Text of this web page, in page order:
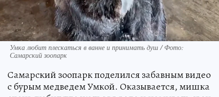
Умка любит плескаться в ванне и принимать душ / Фото:
Самарский зоопарк
Самарский зоопарк поделился забавным видео
с бурым медведем Умкой. Оказывается, мишка